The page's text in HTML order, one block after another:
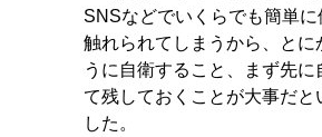
SNSなどでいくらでも簡単
触れられてしまうから、とに
うに自衛すること、まず先に
て残しておくことが大事だと
した。